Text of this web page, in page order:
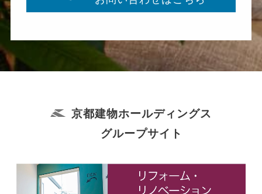
京都建物ホールディングス
グループサイト